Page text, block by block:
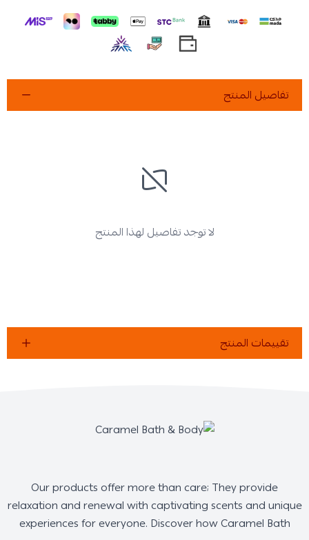
تفاصيل المنتج
لا توجد تفاصيل لهذا المنتج
تقييمات المنتج
Our products offer more than care; They provide
relaxation and renewal with captivating scents and unique
experiences for everyone. Discover how Caramel Bath